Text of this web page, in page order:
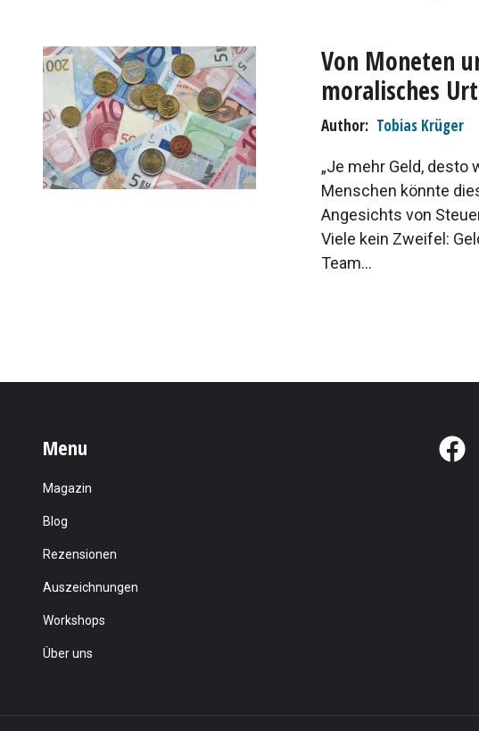
Von Moneten
moralisches
Author Tobias Krüger
„Je mehr Geld, desto
Menschen könnte
Angesichts von
Viele kein Zweifel:
Team...
Menu
Magazin
Blog
Rezensionen
Auszeichnungen
Workshops
Über uns